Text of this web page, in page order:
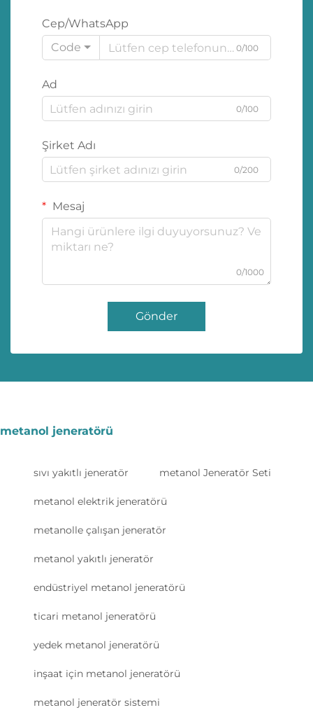
Cep/WhatsApp
Code
0/100
Ad
0/100
Şirket Adı
0/200
Mesaj
0/1000
Gönder
metanol jeneratörü
sıvı yakıtlı jeneratör metanol Jeneratör Seti
metanol elektrik jeneratörü
metanolle çalışan jeneratör
metanol yakıtlı jeneratör
endüstriyel metanol jeneratörü
ticari metanol jeneratörü
yedek metanol jeneratörü
inşaat için metanol jeneratörü
metanol jeneratör sistemi